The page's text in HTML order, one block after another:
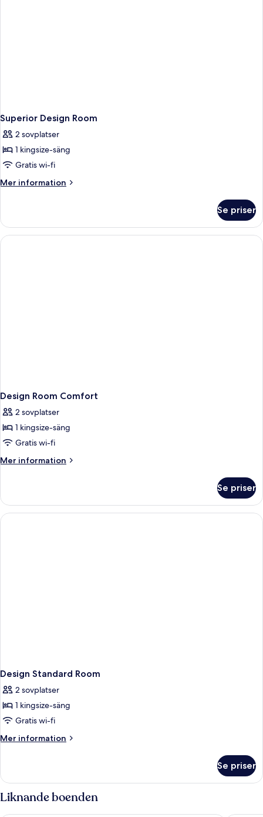
Superior Design Room
2 sovplatser
1 kingsize-säng
Gratis wi-fi
Mer information
Mer
Design
Room
Se priser
Design Room Comfort
2 sovplatser
1 kingsize-säng
Gratis wi-fi
Mer information
Mer
Room
Comfort
Se priser
Design Standard Room
2 sovplatser
1 kingsize-säng
Gratis wi-fi
Mer information
Mer
Standard
Room
Se priser
Liknande boenden